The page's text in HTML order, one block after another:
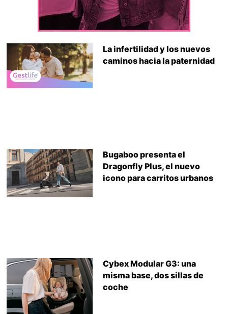
La infertilidad y los nuevos
caminos hacia la paternidad
Bugaboo presenta el
Dragonfly Plus, el nuevo
icono para carritos urbanos
Cybex Modular G3: una
misma base, dos sillas de
coche